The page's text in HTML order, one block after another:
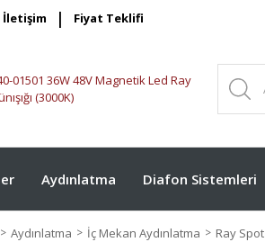
İletişim Fiyat Teklifi
Aydınlatma Diafon Sistemleri
Aydınlatma İç Mekan Aydınlatma Ray Spot